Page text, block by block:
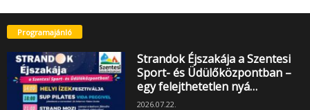
Programajánló
Strandok Éjszakája a Szentesi
Sport- és Üdülőközpontban –
egy felejthetetlen nyá…
2026.07.22.